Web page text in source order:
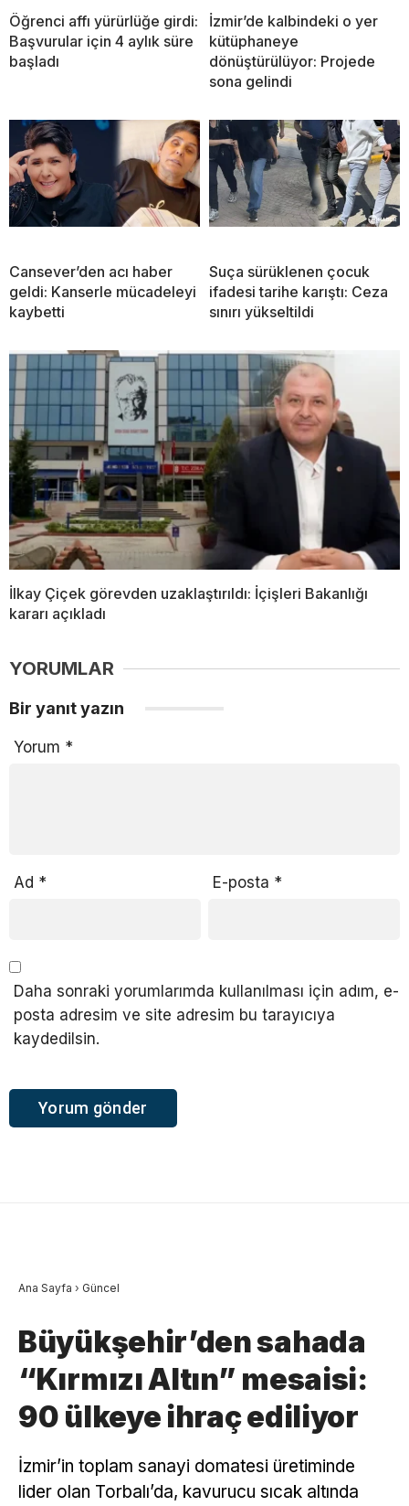
Öğrenci affı yürürlüğe girdi:
Başvurular için 4 aylık süre
başladı
İzmir’de kalbindeki o yer
kütüphaneye
dönüştürülüyor: Projede
sona gelindi
Cansever’den acı haber
geldi: Kanserle mücadeleyi
kaybetti
Suça sürüklenen çocuk
ifadesi tarihe karıştı: Ceza
sınırı yükseltildi
İlkay Çiçek görevden uzaklaştırıldı: İçişleri Bakanlığı
kararı açıkladı
YORUMLAR
Bir yanıt yazın
Yorum *
Ad * E-posta *
Daha sonraki yorumlarımda kullanılması için adım, e-
posta adresim ve site adresim bu tarayıcıya
kaydedilsin.
Ana Sayfa › Güncel
Büyükşehir’den sahada
“Kırmızı Altın” mesaisi:
90 ülkeye ihraç ediliyor
İzmir’in toplam sanayi domatesi üretiminde
lider olan Torbalı’da, kavurucu sıcak altında